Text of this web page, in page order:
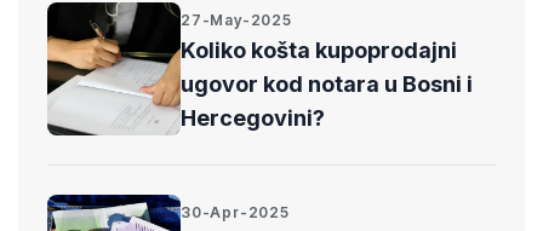
27-May-2025
Koliko košta kupoprodajni
ugovor kod notara u Bosni i
Hercegovini?
30-Apr-2025